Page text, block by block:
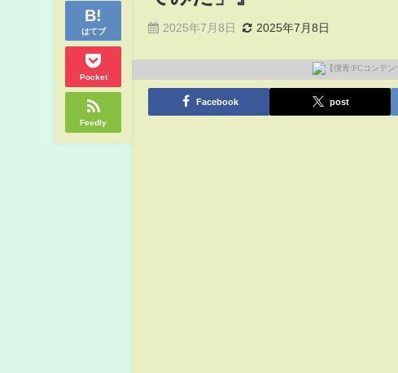
はてブ
Pocket
Feedly
2025年7月8日 2025年7月8日
Facebook post